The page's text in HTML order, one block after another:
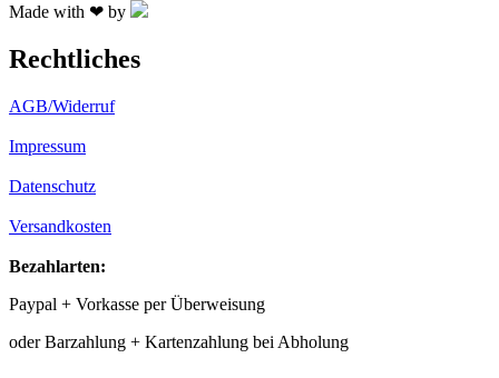
Made with ❤ by
Rechtliches
AGB/Widerruf
Impressum
Datenschutz
Versandkosten
Bezahlarten:
Paypal + Vorkasse per Überweisung
oder Barzahlung + Kartenzahlung bei Abholung